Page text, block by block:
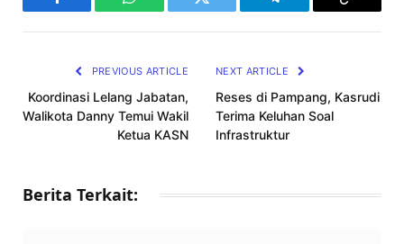
Facebook WhatsAppTwitter Telegram
Copy
PREVIOUS ARTICLE
Koordinasi Lelang Jabatan,
Walikota Danny Temui Wakil
Ketua KASN
NEXT ARTICLE
Reses di Pampang, Kasrudi
Terima Keluhan Soal
Infrastruktur
Berita Terkait: